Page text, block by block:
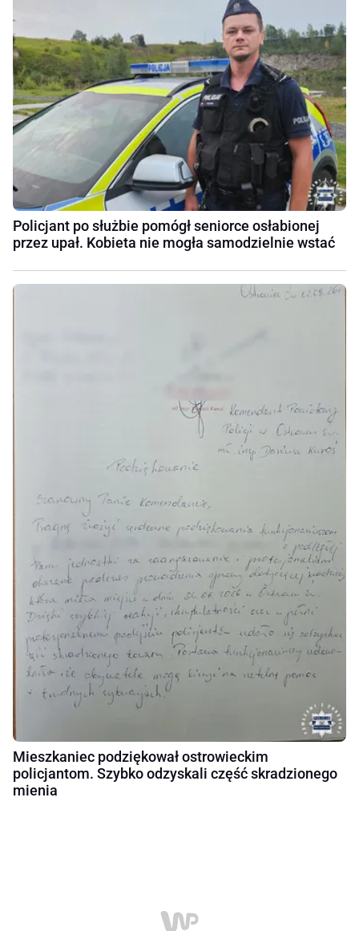
Policjant po służbie pomógł seniorce osłabionej
przez upał. Kobieta nie mogła samodzielnie wstać
Mieszkaniec podziękował ostrowieckim
policjantom. Szybko odzyskali część skradzionego
mienia